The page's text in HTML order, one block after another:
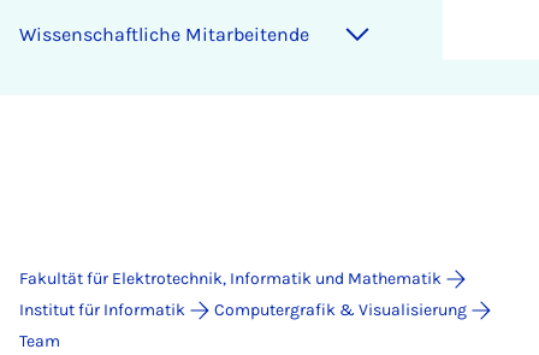
Wis­sen­schaft­li­che Mit­a­r­bei­ten­de
Fakultät für Elektrotechnik, Informatik und Mathematik
Institut für Informatik
Computergrafik & Visualisierung
Team